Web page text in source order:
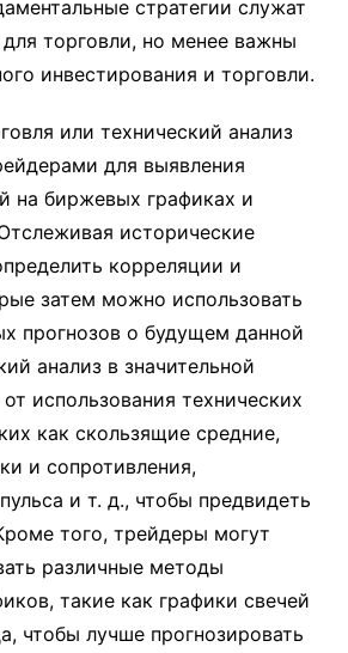
стратегии служат
торговли, но менее важны
инвестирования и торговли.
или технический анализ
для выявления
на биржевых графиках и
исторические
корреляции и
затем можно использовать
прогнозов о будущем данной
анализ в значительной
использования технических
как скользящие средние,
и сопротивления,
и т. д., чтобы предвидеть
того, трейдеры могут
различные методы
такие как графики свечей
чтобы лучше прогнозировать